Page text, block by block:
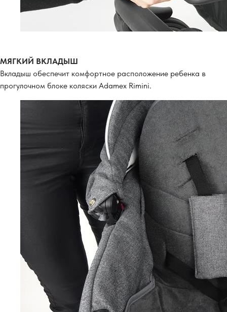
МЯГКИЙ ВКЛАДЫШ
Вкладыш обеспечит комфортное расположение ребенка в
прогулочном блоке коляски Adamex Rimini.